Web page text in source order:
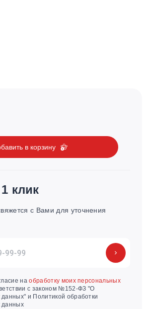
в корзину
клик
с Вами для уточнения
наобработку моих персональных
с законом №152-ФЗ "О
и Политикой обработки
данных